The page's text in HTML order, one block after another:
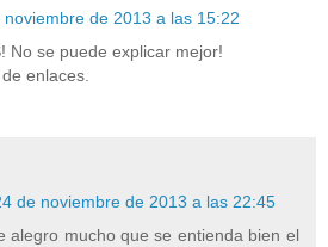
noviembre de 2013 a las 15:22
No se puede explicar mejor!
enlaces.
de noviembre de 2013 a las 22:45
alegro mucho que se entienda bien el